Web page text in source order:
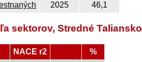
2025 46,1
sektorov, Stredné Taliansko
NACE r2
%